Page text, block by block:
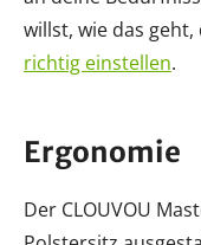
willst, wie das
richtig einstellen.
Ergonomie
Der CLOUVOU